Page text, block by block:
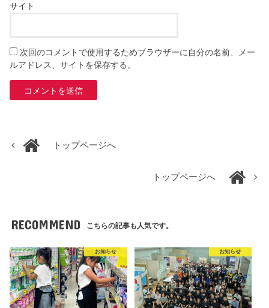
サイト
次回のコメントで使用するためブラウザーに自分の名前、メー
ルアドレス、サイトを保存する。
トップページへ
トップページへ
RECOMMEND こちらの記事も人気です。
お知らせ お知らせ